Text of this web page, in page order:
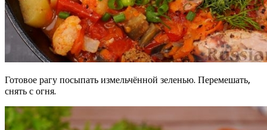
Готовое рагу посыпать измельчённой зеленью. Перемешать,
снять с огня.